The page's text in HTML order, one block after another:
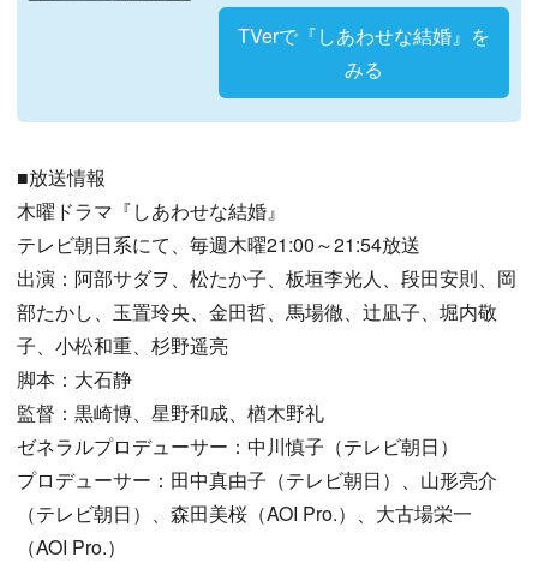
TVerで『しあわせな結婚』を
みる
■放送情報
木曜ドラマ『しあわせな結婚』
テレビ朝日系にて、毎週木曜21:00～21:54放送
出演：阿部サダヲ、松たか子、板垣李光人、段田安則、岡
部たかし、玉置玲央、金田哲、馬場徹、辻凪子、堀内敬
子、小松和重、杉野遥亮
脚本：大石静
監督：黒崎博、星野和成、楢木野礼
ゼネラルプロデューサー：中川慎子（テレビ朝日）
プロデューサー：田中真由子（テレビ朝日）、山形亮介
（テレビ朝日）、森田美桜（AOI Pro.）、大古場栄一
（AOI Pro.）